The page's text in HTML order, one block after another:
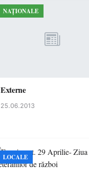
NAȚIONALE
Externe
25.06.2013
LOCALE